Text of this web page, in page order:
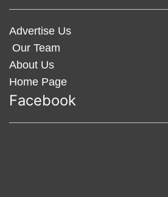
Advertise Us
Our Team
About Us
Home Page
Facebook